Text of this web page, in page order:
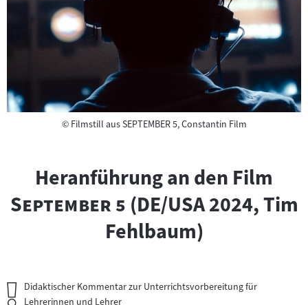
©Copyright
Filmstill aus SEPTEMBER 5, Constantin Film
Heranführung an den Film
September 5"(DE/USA 2024, Tim
Fehlbaum)
Wichtiger
Hinweis:
Didaktischer Kommentar zur Unterrichtsvorbereitung für
Lehrerinnen und Lehrer